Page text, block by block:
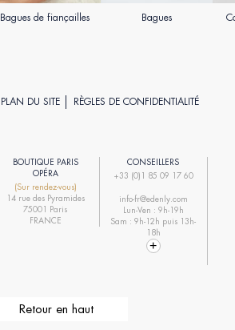
Bagues de fiançailles Bagues
PLAN DU SITE RÈGLES DE CONFIDENTIALITÉ
BOUTIQUE PARIS
OPÉRA
(Sur rendez-vous)
14 rue des Pyramides
75001 Paris
FRANCE
CONSEILLERS
+33 (0)1 85 09 17 60
info-fr@edenly.com
Lun-Ven : 9h-19h
Sam : 9h-12h puis 13h-
18h
Retour en haut